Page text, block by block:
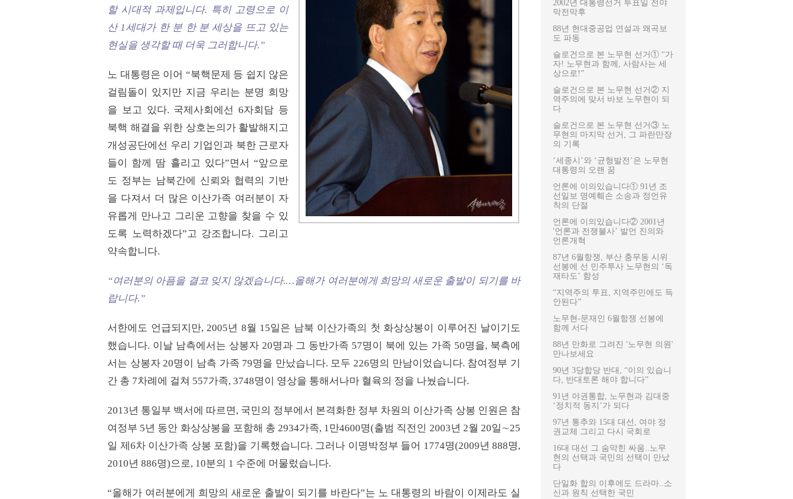
할 시대적 과제입니다. 특히 고령으로 이
산 1세대가 한 분 한 분 세상을 뜨고 있는
현실을 생각할 때 더욱 그러합니다.”
노 대통령은 이어 “북핵문제 등 쉽지 않은
걸림돌이 있지만 지금 우리는 분명 희망
을 보고 있다. 국제사회에선 6자회담 등
북핵 해결을 위한 상호논의가 활발해지고
개성공단에선 우리 기업인과 북한 근로자
들이 함께 땀 흘리고 있다”면서 “앞으로
도 정부는 남북간에 신뢰와 협력의 기반
을 다져서 더 많은 이산가족 여러분이 자
유롭게 만나고 그리운 고향을 찾을 수 있
도록 노력하겠다”고 강조합니다. 그리고
약속합니다.
“여러분의 아픔을 결코 잊지 않겠습니다.…올해가 여러분에게 희망의 새로운 출발이 되기를 바
랍니다.”
서한에도 언급되지만, 2005년 8월 15일은 남북 이산가족의 첫 화상상봉이 이루어진 날이기도
했습니다. 이날 남측에서는 상봉자 20명과 그 동반가족 57명이 북에 있는 가족 50명을, 북측에
서는 상봉자 20명이 남측 가족 79명을 만났습니다. 모두 226명의 만남이었습니다. 참여정부 기
간 총 7차례에 걸쳐 557가족, 3748명이 영상을 통해서나마 혈육의 정을 나눴습니다.
2013년 통일부 백서에 따르면, 국민의 정부에서 본격화한 정부 차원의 이산가족 상봉 인원은 참
여정부 5년 동안 화상상봉을 포함해 총 2934가족, 1만4600명(출범 직전인 2003년 2월 20일∼25
일 제6차 이산가족 상봉 포함)을 기록했습니다. 그러나 이명박정부 들어 1774명(2009년 888명,
2010년 886명)으로, 10분의 1 수준에 머물렀습니다.
“올해가 여러분에게 희망의 새로운 출발이 되기를 바란다”는 노 대통령의 바람이 이제라도 실
2002년 대통령선거 투표일 전야
막전막후
88년 현대중공업 연설과 왜곡보
도 파동
슬로건으로 본 노무현 선거① “가
자! 노무현과 함께, 사람사는 세
상으로!”
슬로건으로 본 노무현 선거② 지
역주의에 맞서 바보 노무현이 되
다
슬로건으로 본 노무현 선거③ 노
무현의 마지막 선거, 그 파란만장
의 기록
‘세종시’와 ‘균형발전’은 노무현
대통령의 오랜 꿈
언론에 이의있습니다① 91년 조
선일보 명예훼손 소송과 정언유
착의 단절
언론에 이의있습니다② 2001년
'언론과 전쟁불사’ 발언 진의와
언론개혁
87년 6월항쟁, 부산 충무동 시위
선봉에 선 민주투사 노무현의 ‘독
재타도’ 함성
“지역주의 투표, 지역주민에도 득
안된다”
노무현-문재인 6월항쟁 선봉에
함께 서다
88년 만화로 그려진 '노무현 의원'
만나보세요
90년 3당합당 반대, “이의 있습니
다, 반대토론 해야 합니다”
91년 야권통합, 노무현과 김대중
‘정치적 동지’가 되다
97년 통추와 15대 대선, 여야 정
권교체 그리고 다시 국회로
16대 대선 그 숨막힌 싸움..노무
현의 선택과 국민의 선택이 만났
다
단일화 합의 이후에도 드라마..소
신과 원칙 선택한 국민